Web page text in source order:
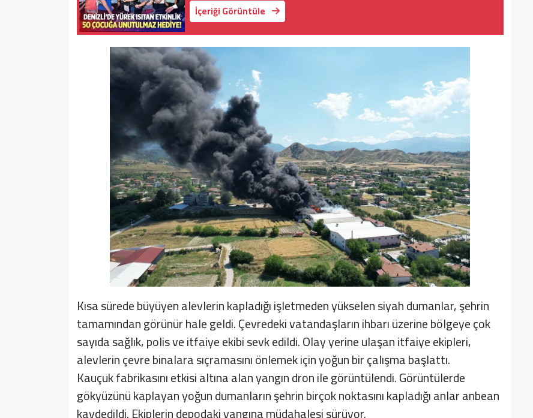
İçeriği Görüntüle
Kısa sürede büyüyen alevlerin kapladığı işletmeden yükselen siyah dumanlar, şehrin
tamamından görünür hale geldi. Çevredeki vatandaşların ihbarı üzerine bölgeye çok
sayıda sağlık, polis ve itfaiye ekibi sevk edildi. Olay yerine ulaşan itfaiye ekipleri,
alevlerin çevre binalara sıçramasını önlemek için yoğun bir çalışma başlattı.
Kauçuk fabrikasını etkisi altına alan yangın dron ile görüntülendi. Görüntülerde
gökyüzünü kaplayan yoğun dumanların şehrin birçok noktasını kapladığı anlar anbean
kaydedildi. Ekiplerin depodaki yangına müdahalesi sürüyor.